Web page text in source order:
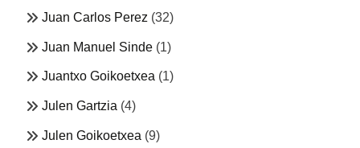
Juan Carlos Perez (32)
Juan Manuel Sinde (1)
Juantxo Goikoetxea (1)
Julen Gartzia (4)
Julen Goikoetxea (9)